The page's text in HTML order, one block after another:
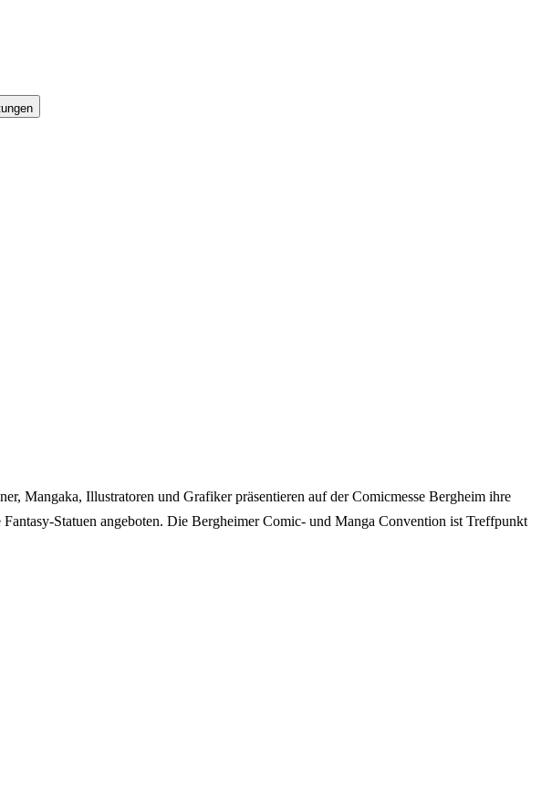
Mangaka, Illustratoren und Grafiker präsentieren auf der Comicmesse Bergheim ihre
Statuen angeboten. Die Bergheimer Comic- und Manga Convention ist Treffpunkt